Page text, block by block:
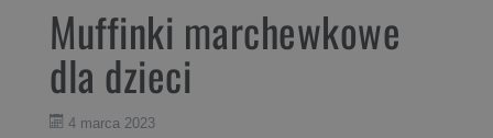
Muffinki marchewkowe
dla dzieci
4 marca 2023